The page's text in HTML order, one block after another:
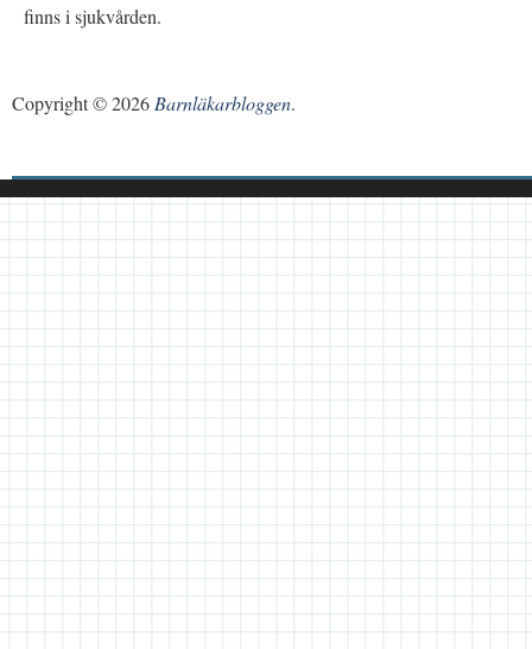
finns i sjukvården.
Copyright © 2026 Barnläkarbloggen.